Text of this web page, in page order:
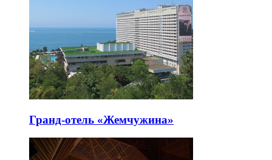
Гранд-отель «Жемчужина»